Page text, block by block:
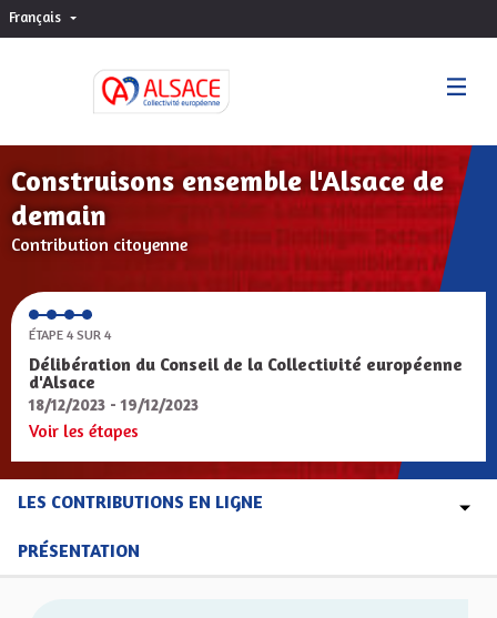
Français Choisir la langue
Construisons ensemble l'Alsace de
demain
Contribution citoyenne
ÉTAPE 4 SUR 4
Délibération du Conseil de la Collectivité européenne
d'Alsace
18/12/2023 - 19/12/2023
Voir les étapes
LES CONTRIBUTIONS EN LIGNE
PRÉSENTATION